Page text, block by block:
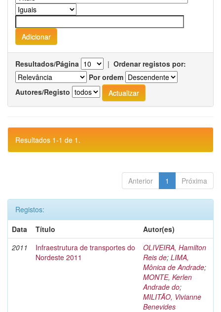
Resultados/Página | Ordenar registos por:
Por ordem
Autores/Registo
Resultados 1-1 de 1.
Anterior 1 Próxima
Registos:
Data
Título
Autor(es)
2011
Infraestrutura de transportes do
Nordeste 2011
OLIVEIRA, Hamilton
Reis de; LIMA,
Mônica de Andrade;
MONTE, Kerlen
Andrade do;
MILITÃO, Vivianne
Benevides